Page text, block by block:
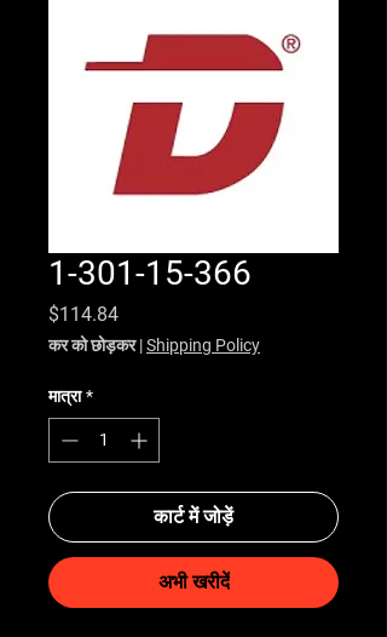
1-301-15-366
$114.84मूल्य
कर को छोड़कर|Shipping Policy
मात्रा *
कार्ट में जोड़ें
अभी खरीदें